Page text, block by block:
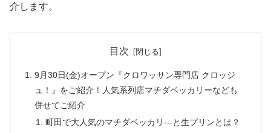
介します。
目次
9月30日(金)オープン『クロワッサン専門店 クロッジ
ュ！』をご紹介！人気系列店マチダベッカリーなども
併せてご紹介
町田で大人気のマチダベッカリ―と生プリンとは？